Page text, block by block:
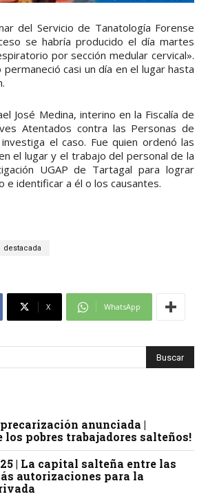
del Servicio de Tanatología Forense
se habría producido el día martes
por sección medular cervical».
casi un día en el lugar hasta
José Medina, interino en la Fiscalía de
Atentados contra las Personas de
el caso. Fue quien ordenó las
el lugar y el trabajo del personal de la
UGAP de Tartagal para lograr
e identificar a él o los causantes.
destacada
X WhatsApp
anunciada |
los pobres trabajadores salteños!
| La capital salteña entre las
autorizaciones para la